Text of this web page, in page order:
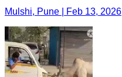
Mulshi, Pune | Feb 13, 2026